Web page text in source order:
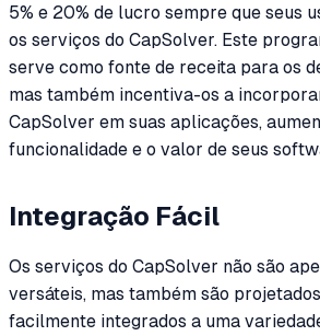
5% e 20% de lucro sempre que seus
os serviços do CapSolver. Este
serve como fonte de receita para os
mas também incentiva-os a
CapSolver em suas aplicações,
funcionalidade e o valor de seus
Integração Fácil
Os serviços do CapSolver não são
versáteis, mas também são
facilmente integrados a uma